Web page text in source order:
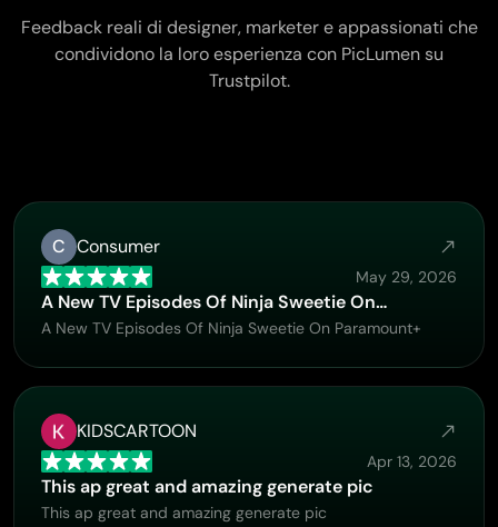
Feedback reali di designer, marketer e appassionati che
condividono la loro esperienza con PicLumen su
Trustpilot.
C Consumer
May 29, 2026
A New TV Episodes Of Ninja Sweetie On…
A New TV Episodes Of Ninja Sweetie On Paramount+
KIDSCARTOON
Apr 13, 2026
This ap great and amazing generate pic
This ap great and amazing generate pic